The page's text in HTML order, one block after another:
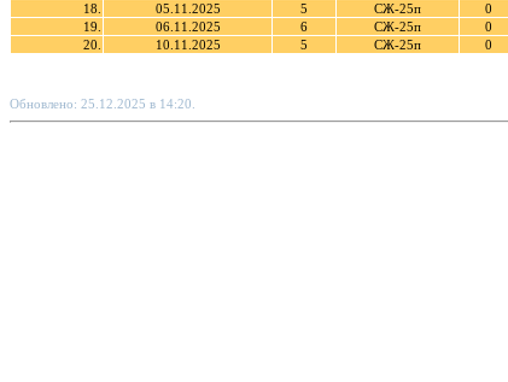
18.
05.11.2025 5 СЖ-25п 0
19.
06.11.2025 6 СЖ-25п 0
20.
10.11.2025 5 СЖ-25п 0
Обновлено: 25.12.2025 в 14:20.